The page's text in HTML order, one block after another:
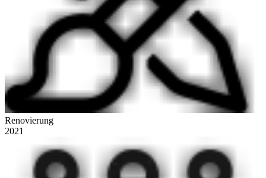
Renovierung
2021